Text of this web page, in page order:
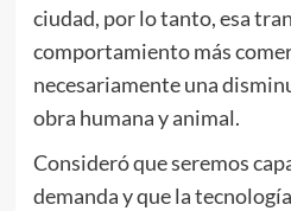
ciudad, por lo tanto, esa
comportamiento más
necesariamente una
obra humana y animal.
Consideró que seremos
demanda y que la